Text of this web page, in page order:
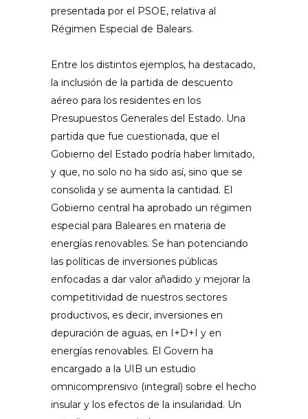
presentada por el PSOE, relativa al
Régimen Especial de Balears.
Entre los distintos ejemplos, ha destacado,
la inclusión de la partida de descuento
aéreo para los residentes en los
Presupuestos Generales del Estado. Una
partida que fue cuestionada, que el
Gobierno del Estado podría haber limitado,
y que, no solo no ha sido así, sino que se
consolida y se aumenta la cantidad. El
Gobierno central ha aprobado un régimen
especial para Baleares en materia de
energías renovables. Se han potenciando
las políticas de inversiones públicas
enfocadas a dar valor añadido y mejorar la
competitividad de nuestros sectores
productivos, es decir, inversiones en
depuración de aguas, en I+D+I y en
energías renovables. El Govern ha
encargado a la UIB un estudio
omnicomprensivo (integral) sobre el hecho
insular y los efectos de la insularidad. Un